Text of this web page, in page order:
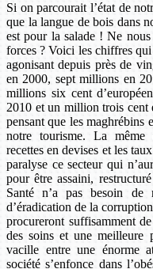
Si on parcourait l’état de
que la langue de bois dans
est pour la salade ! Ne
forces ? Voici les chiffres
agonisant depuis près de
en 2000, sept millions en
millions six cent
2010 et un million trois cent
pensant que les maghrébins
notre tourisme. La même
recettes en devises et les
paralyse ce secteur qui
pour être assaini,
Santé n’a pas besoin de
d’éradication de la
procureront suffisamment
des soins et une meilleure
vacille entre une énorme
société s’enfonce dans